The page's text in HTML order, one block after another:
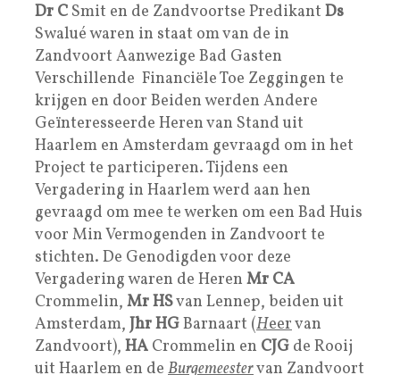
Dr C Smit en de Zandvoortse Predikant Ds
Swalué waren in staat om van de in
Zandvoort Aanwezige Bad Gasten
Verschillende Financiële Toe Zeggingen te
krijgen en door Beiden werden Andere
Geïnteresseerde Heren van Stand uit
Haarlem en Amsterdam gevraagd om in het
Project te participeren. Tijdens een
Vergadering in Haarlem werd aan hen
gevraagd om mee te werken om een Bad Huis
voor Min Vermogenden in Zandvoort te
stichten. De Genodigden voor deze
Vergadering waren de Heren Mr CA
Crommelin, Mr HSvan Lennep, beiden uit
Amsterdam, Jhr HGBarnaart (Heervan
Zandvoort), HA Crommelin en CJG de Rooij
uit Haarlem en de Burgemeestervan Zandvoort